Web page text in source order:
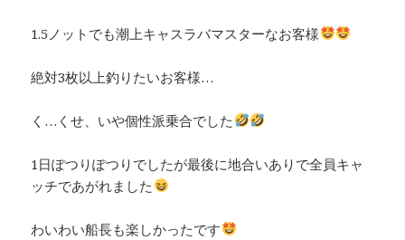
1.5ノットでも潮上キャスラバマスターなお客様
絶対3枚以上釣りたいお客様…
く…くせ、いや個性派乗合でした
1日ぽつりぽつりでしたが最後に地合いありで全員キャ
ッチであがれました
わいわい船長も楽しかったです